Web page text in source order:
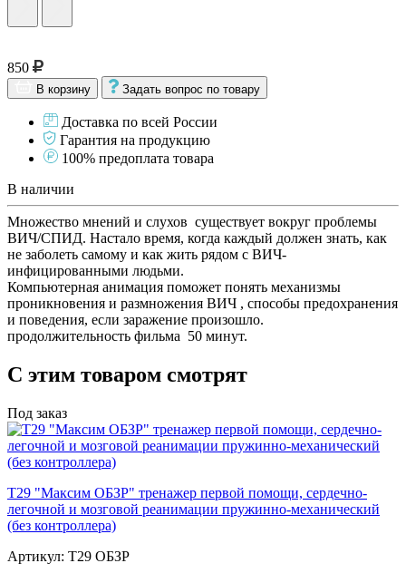
850
В корзину Задать вопрос по товару
Доставка по всей России
Гарантия на продукцию
100% предоплата товара
В наличии
Множество мнений и слухов существует вокруг проблемы
ВИЧ/СПИД. Настало время, когда каждый должен знать, как
не заболеть самому и как жить рядом с ВИЧ-
инфицированными людьми.
Компьютерная анимация поможет понять механизмы
проникновения и размножения ВИЧ , способы предохранения
и поведения, если заражение произошло.
продолжительность фильма 50 минут.
С этим товаром смотрят
Под заказ
Т29 "Максим ОБЗР" тренажер первой помощи, сердечно-
легочной и мозговой реанимации пружинно-механический
(без контроллера)
Артикул: Т29 ОБЗР